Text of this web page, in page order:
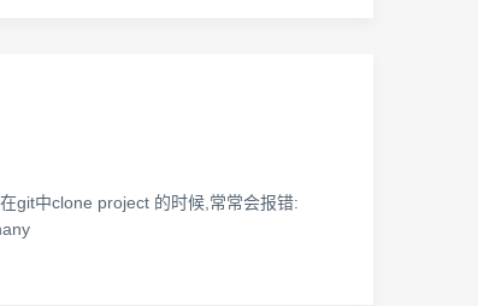
git中clone project 的时候,常常会报错: